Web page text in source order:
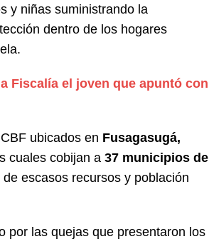
y niñas suministrando la
dentro de los hogares
Fiscalía el joven que apuntó con
ubicados en Fusagasugá,
cuales cobijan a 37 municipios de
escasos recursos y población
por las quejas que presentaron los